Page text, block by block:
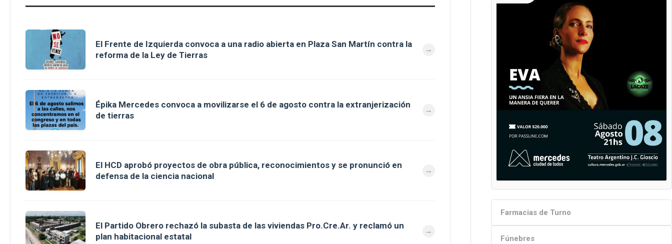
El Frente de Izquierda convoca a una radio abierta en Plaza San Martín contra la
reforma de la Ley de Tierras
Épika Mercedes convoca a movilizarse el 6 de agosto contra la extranjerización
de tierras
El HCD aprobó proyectos de obra pública, reconocimientos y se pronunció en
defensa de la ciencia nacional
El Partido Obrero rechazó la subasta de las viviendas Pro.Cre.Ar. y reclamó un
plan habitacional estatal
Farmacias de Turno
Fúnebres